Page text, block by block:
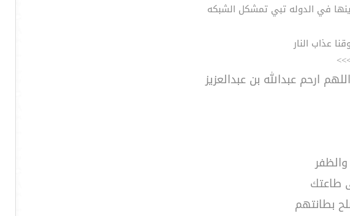
في الدوله تبي تمشكل الشبكه
عذاب النار
ارحم عبدالله بن عبدالعزيز
طاعتك
بطانتهم